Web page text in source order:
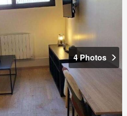
4 Photos